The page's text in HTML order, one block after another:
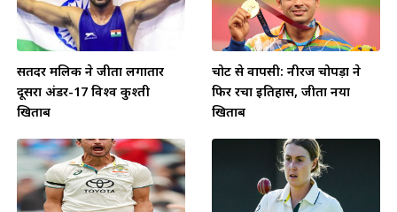
सतिंदर मलिक ने जीता लगातार
दूसरा अंडर-17 विश्व कुश्ती
खिताब
चोट से वापसी: नीरज चोपड़ा ने
फिर रचा इतिहास, जीता नया
खिताब